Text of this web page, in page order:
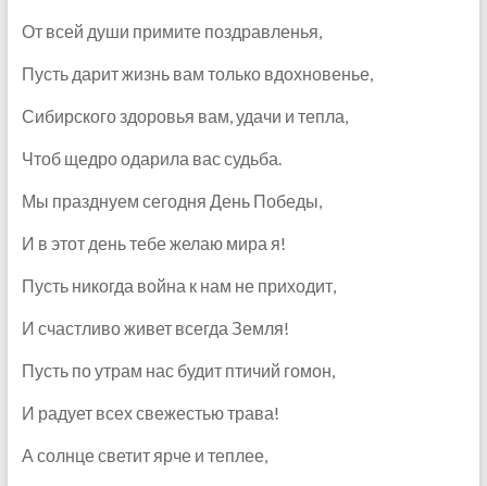
От всей души примите поздравленья,
Пусть дарит жизнь вам только вдохновенье,
Сибирского здоровья вам, удачи и тепла,
Чтоб щедро одарила вас судьба.
Мы празднуем сегодня День Победы,
И в этот день тебе желаю мира я!
Пусть никогда война к нам не приходит,
И счастливо живет всегда Земля!
Пусть по утрам нас будит птичий гомон,
И радует всех свежестью трава!
А солнце светит ярче и теплее,